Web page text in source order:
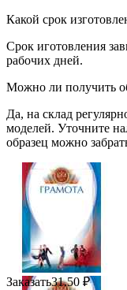
Какой срок
Срок иготовления
рабочих дней.
Можно ли получить
Да, на склад
моделей. Уточните
образец можно
Заказать31.50 ₽